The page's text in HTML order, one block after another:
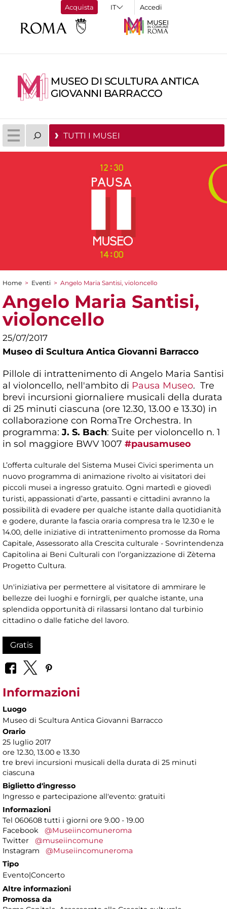
Acquista Accedi
MUSEO DI SCULTURA ANTICA
GIOVANNI BARRACCO
TUTTI I MUSEI
Tu sei qui
Home > Eventi > Angelo Maria Santisi, violoncello
Angelo Maria Santisi,
violoncello
25/07/2017
Museo di Scultura Antica Giovanni Barracco
Pillole di intrattenimento di Angelo Maria Santisi
al violoncello, nell'ambito di Pausa Museo. Tre
brevi incursioni giornaliere musicali della durata
di 25 minuti ciascuna (ore 12.30, 13.00 e 13.30) in
collaborazione con RomaTre Orchestra. In
programma: J. S. Bach: Suite per violoncello n. 1
in sol maggiore BWV 1007 #pausamuseo
L’offerta culturale del Sistema Musei Civici sperimenta un
nuovo programma di animazione rivolto ai visitatori dei
piccoli musei a ingresso gratuito. Ogni martedì e giovedì
turisti, appassionati d’arte, passanti e cittadini avranno la
possibilità di evadere per qualche istante dalla quotidianità
e godere, durante la fascia oraria compresa tra le 12.30 e le
14.00, delle iniziative di intrattenimento promosse da Roma
Capitale, Assessorato alla Crescita culturale - Sovrintendenza
Capitolina ai Beni Culturali con l’organizzazione di Zètema
Progetto Cultura.
Un'iniziativa per permettere al visitatore di ammirare le
bellezze dei luoghi e fornirgli, per qualche istante, una
splendida opportunità di rilassarsi lontano dal turbinio
cittadino o dalle fatiche del lavoro.
Gratis
Informazioni
Luogo
Museo di Scultura Antica Giovanni Barracco
Orario
25 luglio 2017
ore 12.30, 13.00 e 13.30
tre brevi incursioni musicali della durata di 25 minuti
ciascuna
Biglietto d'ingresso
Ingresso e partecipazione all'evento: gratuiti
Informazioni
Tel 060608 tutti i giorni ore 9.00 - 19.00
Facebook @Museiincomuneroma
Twitter @museiincomune
Instagram @Museiincomuneroma
Tipo
Evento|Concerto
Altre informazioni
Promossa da